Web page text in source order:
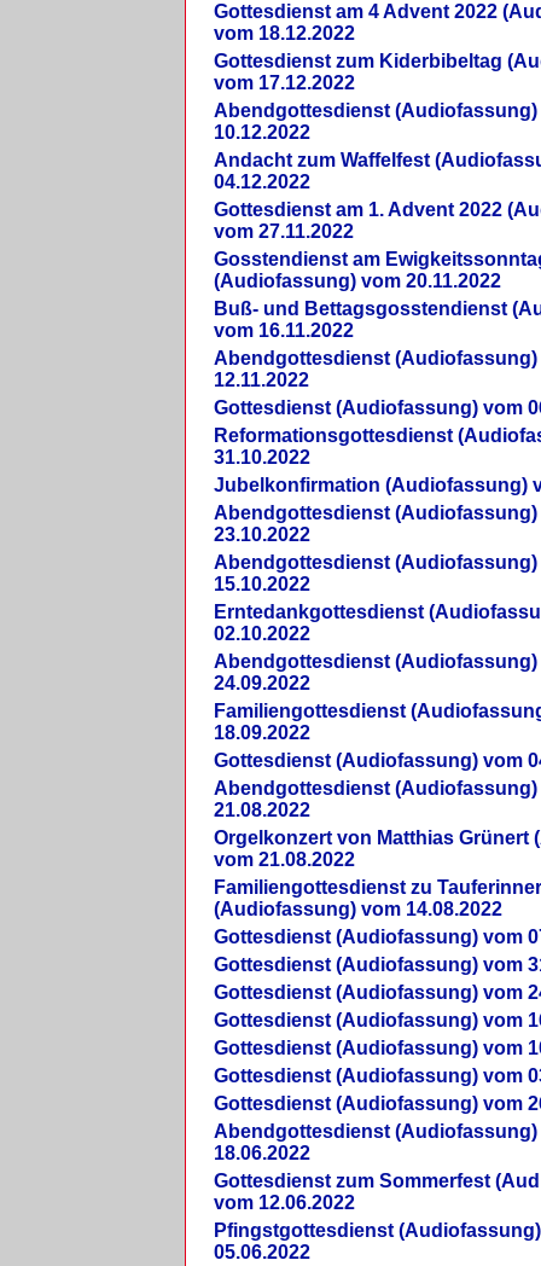
Gottesdienst am 4 Advent 2022
vom 18.12.2022
Gottesdienst zum Kiderbibeltag
vom 17.12.2022
Abendgottesdienst (Audiofassung)
10.12.2022
Andacht zum Waffelfest
04.12.2022
Gottesdienst am 1. Advent 2022
vom 27.11.2022
Gosstendienst am
(Audiofassung) vom 20.11.2022
Buß- und Bettagsgosstendienst
vom 16.11.2022
Abendgottesdienst (Audiofassung)
12.11.2022
Gottesdienst (Audiofassung) vom
Reformationsgottesdienst
31.10.2022
Jubelkonfirmation (Audiofassung)
Abendgottesdienst (Audiofassung)
23.10.2022
Abendgottesdienst (Audiofassung)
15.10.2022
Erntedankgottesdienst
02.10.2022
Abendgottesdienst (Audiofassung)
24.09.2022
Familiengottesdienst
18.09.2022
Gottesdienst (Audiofassung) vom
Abendgottesdienst (Audiofassung)
21.08.2022
Orgelkonzert von Matthias Grünert
vom 21.08.2022
Familiengottesdienst zu
(Audiofassung) vom 14.08.2022
Gottesdienst (Audiofassung) vom
Gottesdienst (Audiofassung) vom
Gottesdienst (Audiofassung) vom
Gottesdienst (Audiofassung) vom
Gottesdienst (Audiofassung) vom
Gottesdienst (Audiofassung) vom
Gottesdienst (Audiofassung) vom
Abendgottesdienst (Audiofassung)
18.06.2022
Gottesdienst zum Sommerfest
vom 12.06.2022
Pfingstgottesdienst
05.06.2022